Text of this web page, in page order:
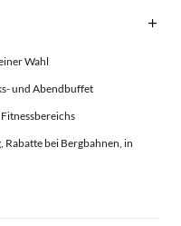
Wahl
und Abendbuffet
bei Bergbahnen, in